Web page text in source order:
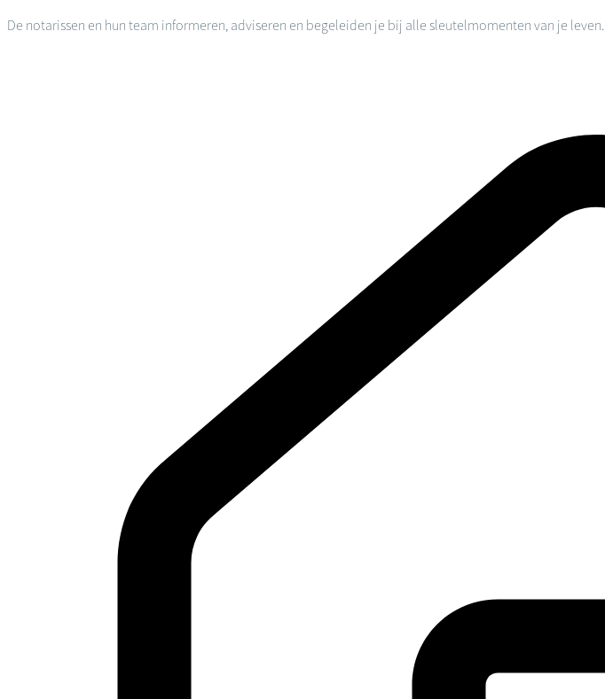
De notarissen en hun team informeren, adviseren en begeleiden je bij alle sleutelmomenten van je leven.